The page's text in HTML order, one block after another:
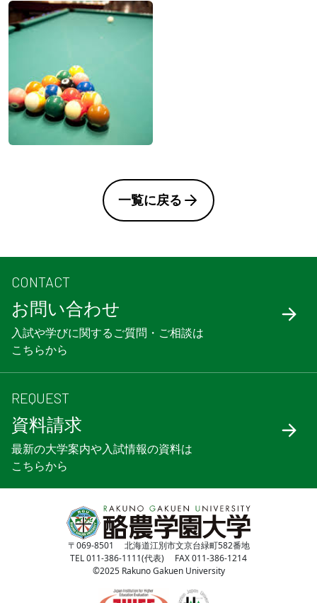
一覧に戻る
CONTACT
お問い合わせ
入試や学びに関するご質問・ご相談は
こちらから
REQUEST
資料請求
最新の大学案内や入試情報の資料は
こちらから
〒069-8501 北海道江別市文京台緑町582番地
TEL 011-386-1111(代表) FAX 011-386-1214
©2025 Rakuno Gakuen University